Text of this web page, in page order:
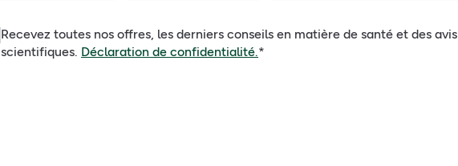
Recevez toutes nos offres, les derniers conseils en matière de santé et des avis
scientifiques. Déclaration de confidentialité.*